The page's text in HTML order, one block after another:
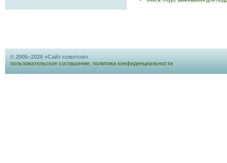
© 2005–2026 «Сайт советов»
пользовательское соглашение политика конфиденциальности